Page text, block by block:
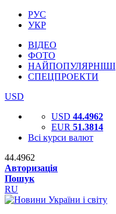
РУС
УКР
ВІДЕО
ФОТО
НАЙПОПУЛЯРНІШІ
СПЕЦПРОЕКТИ
USD
USD 44.4962
EUR 51.3814
Всі курси валют
44.4962
Авторизація
Пошук
RU